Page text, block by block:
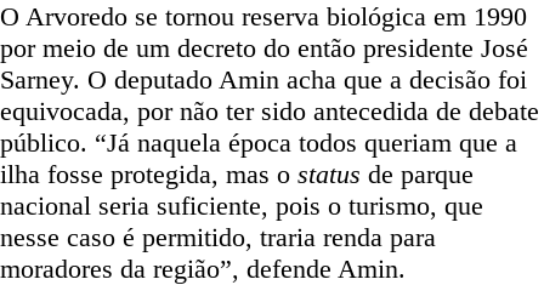
O Arvoredo se tornou reserva biológica em 1990
por meio de um decreto do então presidente José
Sarney. O deputado Amin acha que a decisão foi
equivocada, por não ter sido antecedida de debate
público. “Já naquela época todos queriam que a
ilha fosse protegida, mas o status de parque
nacional seria suficiente, pois o turismo, que
nesse caso é permitido, traria renda para
moradores da região”, defende Amin.